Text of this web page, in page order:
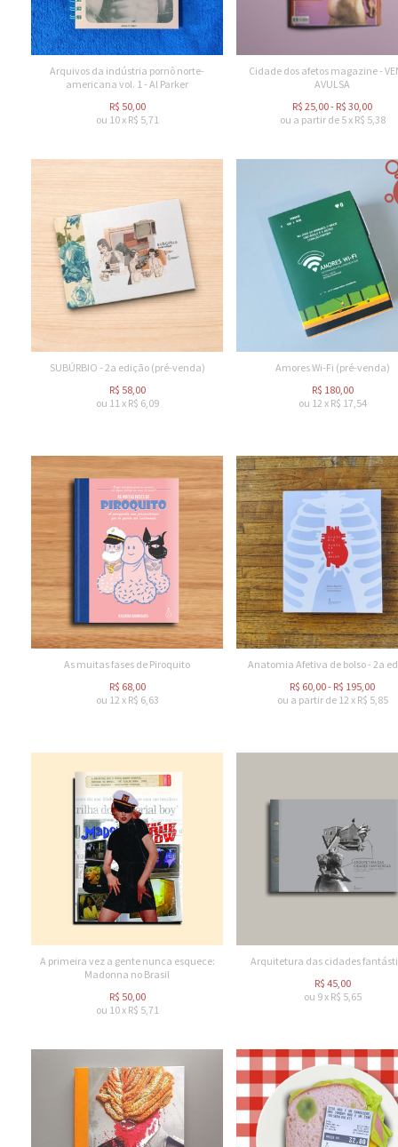
Arquivos da indústria pornô norte-
americana vol. 1 - Al Parker
R$ 50,00
ou 10x R$ 5,71
Cidade dos afetos magazine -
AVULSA
R$ 25,00- R$ 30,00
ou a partir de 5x R$ 5,38
SUBÚRBIO - 2a edição (pré-venda)
R$ 58,00
ou 11x R$ 6,09
Amores Wi-Fi (pré-venda)
R$ 180,00
ou 12 x R$ 17,54
As muitas fases de Piroquito
R$ 68,00
ou 12 x R$ 6,63
Anatomia Afetiva de bolso - 2a
R$ 60,00- R$ 195,00
ou a partir de 12 x R$ 5,85
A primeira vez a gente nunca esquece:
Madonna no Brasil
R$ 50,00
ou 10x R$ 5,71
Arquitetura das cidades
R$ 45,00
ou 9x R$ 5,65